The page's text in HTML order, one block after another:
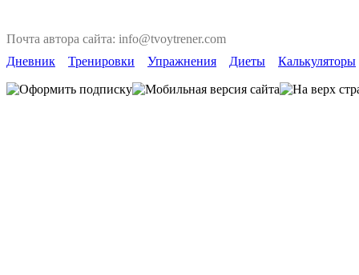
Почта автора сайта: info@tvoytrener.com
Дневник
Тренировки Упражнения Диеты Калькуляторы